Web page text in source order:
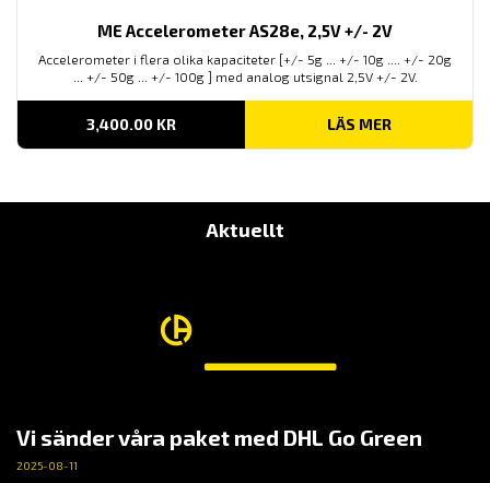
ME Accelerometer AS28e, 2,5V +/- 2V
Accelerometer i flera olika kapaciteter [+/- 5g ... +/- 10g .... +/- 20g
... +/- 50g ... +/- 100g ] med analog utsignal 2,5V +/- 2V.
3,400.00 KR LÄS MER
Aktuellt
Vi sänder våra paket med DHL Go Green
2025-08-11